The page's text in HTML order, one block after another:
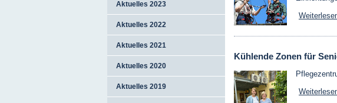
Aktuelles 2023
Aktuelles 2022
Aktuelles 2021
Aktuelles 2020
Aktuelles 2019
Kühlende Zonen für